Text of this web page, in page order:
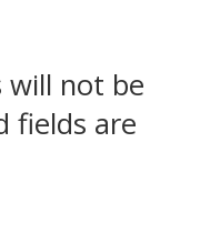
will not be
fields are